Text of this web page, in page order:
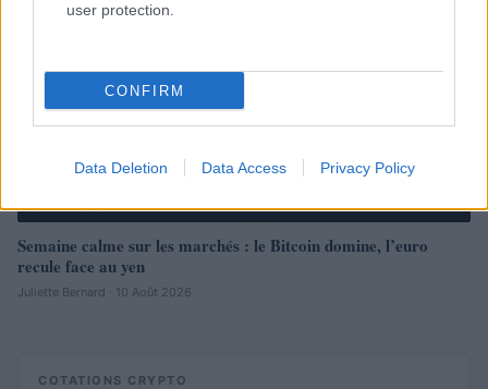
user protection.
CONFIRM
Data Deletion Data Access Privacy Policy
Semaine calme sur les marchés : le Bitcoin domine, l’euro
recule face au yen
Juliette Bernard · 10 Août 2026
COTATIONS CRYPTO